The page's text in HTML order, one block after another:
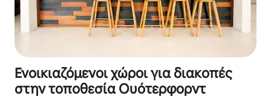
Ενοικιαζόμενοι χώροι για διακοπές
στην τοποθεσία Ουότερφορντ